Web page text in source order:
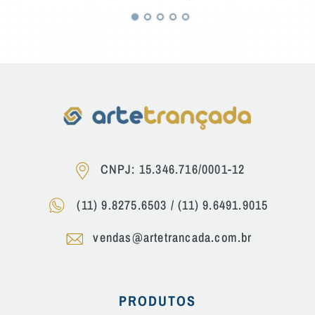
CNPJ: 15.346.716/0001-12
(11) 9.8275.6503 /(11) 9.6491.9015
vendas@artetrancada.com.br
PRODUTOS